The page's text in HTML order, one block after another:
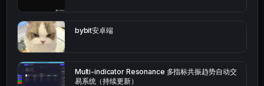
bybit安卓端
Multi-indicator Resonance 多指标共振趋势自动交
易系统（持续更新）